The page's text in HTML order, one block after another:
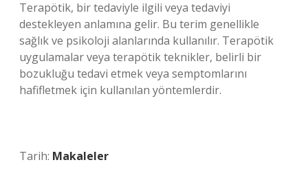
Terapötik, bir tedaviyle ilgili veya tedaviyi
destekleyen anlamına gelir. Bu terim genellikle
sağlık ve psikoloji alanlarında kullanılır. Terapötik
uygulamalar veya terapötik teknikler, belirli bir
bozukluğu tedavi etmek veya semptomlarını
hafifletmek için kullanılan yöntemlerdir.
Tarih: Makaleler